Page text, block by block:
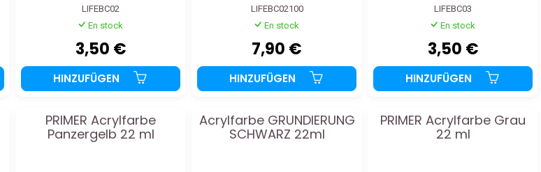
LIFEBC02
En stock
3,50 €
HINZUFÜGEN
LIFEBC02100
En stock
7,90 €
HINZUFÜGEN
LIFEBC03
En stock
3,50 €
HINZUFÜGEN
PRIMER Acrylfarbe
Panzergelb 22 ml
Acrylfarbe GRUNDIERUNG
SCHWARZ 22ml
PRIMER Acrylfarbe Grau
22 ml